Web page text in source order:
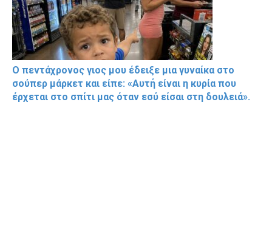
Ο πεντάχρονος γιος μου έδειξε μια γυναίκα στο
σούπερ μάρκετ και είπε: «Αυτή είναι η κυρία που
έρχεται στο σπίτι μας όταν εσύ είσαι στη δουλειά».